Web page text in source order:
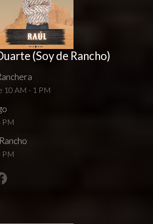
(Soy de Rancho)
10 AM - 1 PM
PM
PM